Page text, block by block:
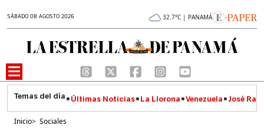
SÁBADO 08 AGOSTO 2026 32.7°C | PANAMÁ
Últimas Noticias La Llorona Venezuela José
Inicio> Sociales